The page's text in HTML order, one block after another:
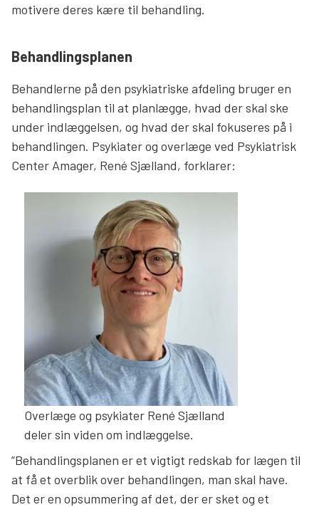
motivere deres kære til behandling.
Behandlingsplanen
Behandlerne på den psykiatriske afdeling bruger en
behandlingsplan til at planlægge, hvad der skal ske
under indlæggelsen, og hvad der skal fokuseres på i
behandlingen. Psykiater og overlæge ved Psykiatrisk
Center Amager, René Sjælland, forklarer:
Overlæge og psykiater René Sjælland
deler sin viden om indlæggelse.
”Behandlingsplanen er et vigtigt redskab for lægen til
at få et overblik over behandlingen, man skal have.
Det er en opsummering af det, der er sket og et